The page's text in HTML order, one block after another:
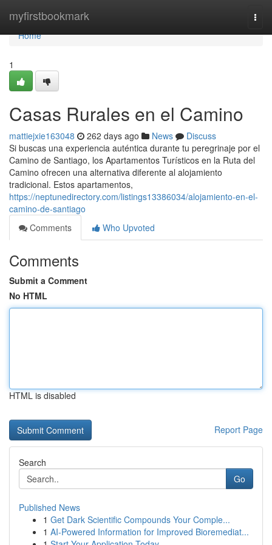
myfirstbookmark
Home
Home
1
Casas Rurales en el Camino
mattiejxie163048 262 days ago News
Discuss
Si buscas una experiencia auténtica durante tu peregrinaje por el
Camino de Santiago, los Apartamentos Turísticos en la Ruta del
Camino ofrecen una alternativa diferente al alojamiento
tradicional. Estos apartamentos,
https://neptunedirectory.com/listings13386034/alojamiento-en-el-
camino-de-santiago
Comments
Who Upvoted
Comments
Submit a Comment
No HTML
HTML is disabled
Report Page
Search
Go
Published News
1 Get Dark Scientific Compounds Your Comple...
1 AI-Powered Information for Improved Bioremediat...